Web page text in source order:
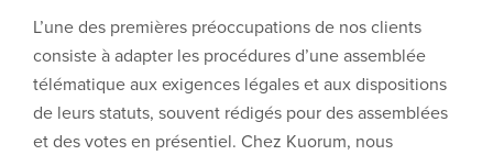
L’une des premières préoccupations de nos clients
consiste à adapter les procédures d’une assemblée
télématique aux exigences légales et aux dispositions
de leurs statuts, souvent rédigés pour des assemblées
et des votes en présentiel. Chez Kuorum, nous